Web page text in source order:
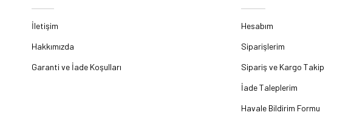
İletişim
Hakkımızda
Garanti ve İade Koşulları
Hesabım
Siparişlerim
Sipariş ve Kargo Takip
İade Taleplerim
Havale Bildirim Formu